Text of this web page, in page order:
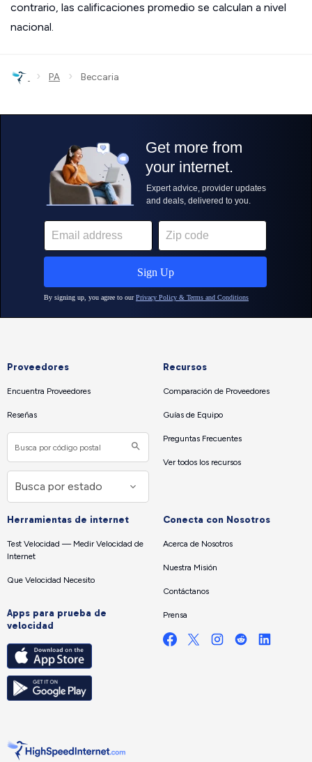
contrario, las calificaciones promedio se calculan a nivel
nacional.
› PA › Beccaria
Proveedores
Encuentra Proveedores
Reseñas
Recursos
Comparación de Proveedores
Guías de Equipo
Preguntas Frecuentes
Ver todos los recursos
Herramientas de internet
Test Velocidad — Medir Velocidad de
Internet
Que Velocidad Necesito
Apps para prueba de
velocidad
Conecta con Nosotros
Acerca de Nosotros
Nuestra Misión
Contáctanos
Prensa